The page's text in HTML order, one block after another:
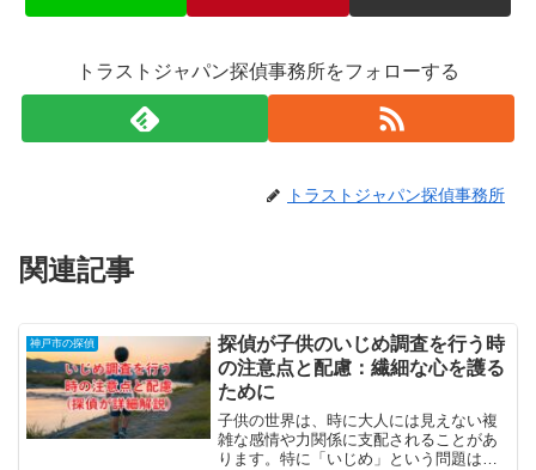
トラストジャパン探偵事務所をフォローする
トラストジャパン探偵事務所
関連記事
神戸市の探偵
探偵が子供のいじめ調査を行う時
の注意点と配慮：繊細な心を護る
ために
子供の世界は、時に大人には見えない複
雑な感情や力関係に支配されることがあ
ります。特に「いじめ」という問題は、